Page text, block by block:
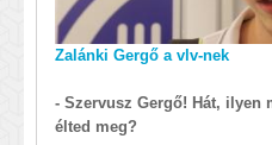
Zalánki Gergő a vlv-nek
- Szervusz Gergő! Hát, ilyen
élted meg?